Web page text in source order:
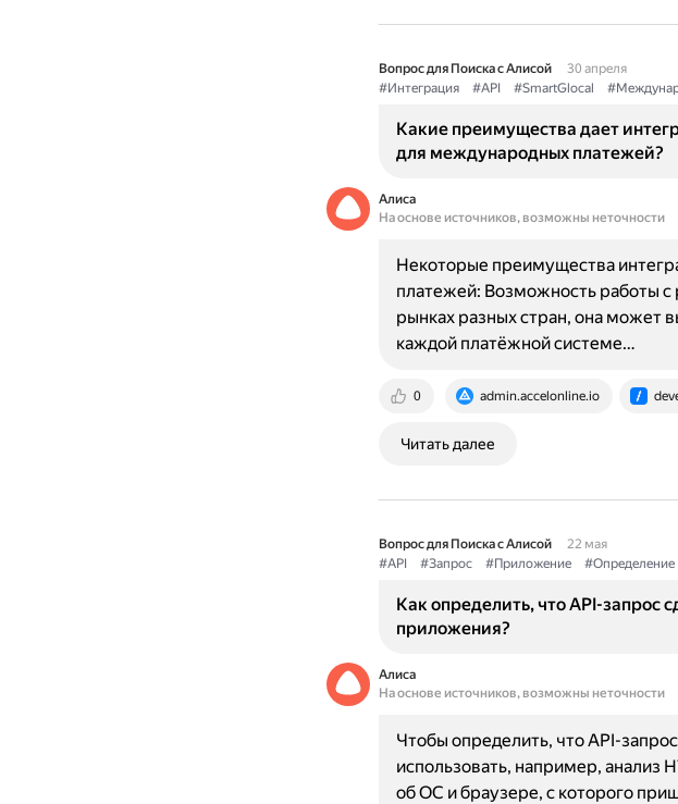
Вопрос для Поиска с Алисой
30 апреля
#Интеграция
#API #SmartGlocal
Какие преимущества дает
для международных платежей?
Алиса
На основе источников, возможны неточности
0 admin.accelonline.io
Некоторые преимущества
платежей: Возможность работы
рынках разных стран, она может
каждой платёжной системе…
Читать далее
Вопрос для Поиска с Алисой
22 мая
#API
#Запрос #Приложение #Определение
Как определить, что API-запрос
приложения?
Алиса
На основе источников, возможны неточности
Чтобы определить, что API-
использовать, например, анализ
об ОС и браузере, с которого